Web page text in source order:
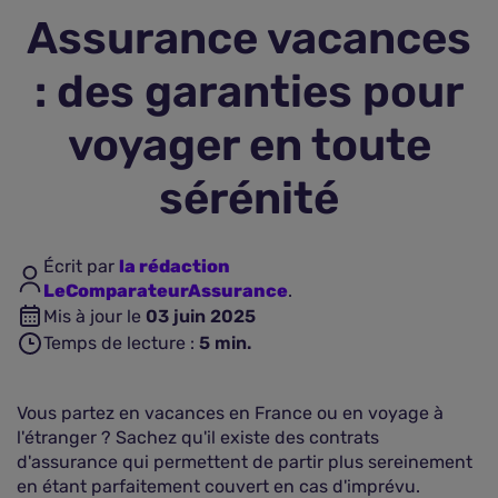
Assurance vie
Plus d'assurances
Assurance vacances
: des garanties pour
voyager en toute
sérénité
Écrit par la rédaction
LeComparateurAssurance.
Mis à jour le 03 juin 2025
Temps de lecture : 5 min.
Vous partez en vacances en France ou en voyage à
l'étranger ? Sachez qu'il existe des contrats
d'assurance qui permettent de partir plus sereinement
en étant parfaitement couvert en cas d'imprévu.